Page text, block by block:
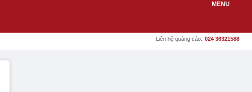
Liên hệ quảng cáo: 024 36321588